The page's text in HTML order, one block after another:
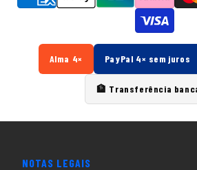
Alma 4× PayPal 4× sem juros
🏦 Transferência
NOTAS LEGAIS